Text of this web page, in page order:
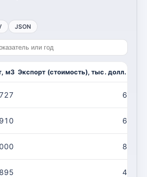
JSON
м3 Экспорт (стоимость), тыс. долл. США
6 443
6 203
8 850
4 235